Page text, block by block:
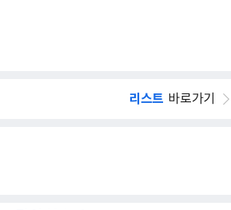
리스트 바로가기